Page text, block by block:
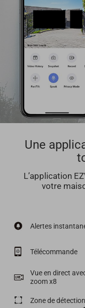
Une
L’application
votre
Alertes
Télécommande
Vue en direct
zoom x8
Zone de détection